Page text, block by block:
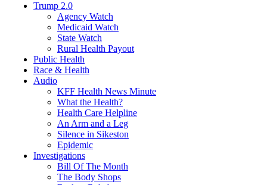
Trump 2.0
Agency Watch
Medicaid Watch
State Watch
Rural Health Payout
Public Health
Race & Health
Audio
KFF Health News Minute
What the Health?
Health Care Helpline
An Arm and a Leg
Silence in Sikeston
Epidemic
Investigations
Bill Of The Month
The Body Shops